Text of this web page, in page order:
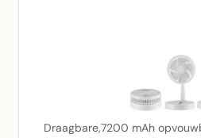
Draagbare,7200 mAh